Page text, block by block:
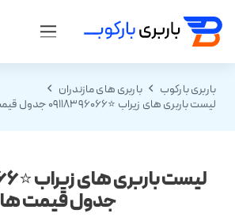
باربری بارکوب
باربری های مازندران
لیست باربری های زیراب ⭐️09118396066 جدول قیمت ها
لیست
جدول قیمت ها